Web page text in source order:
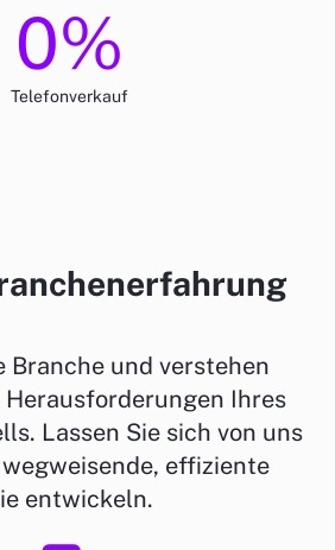
0%
Telefonverkauf
Branche und verstehen
Herausforderungen Ihres
Lassen Sie sich von uns
effiziente
entwickeln.